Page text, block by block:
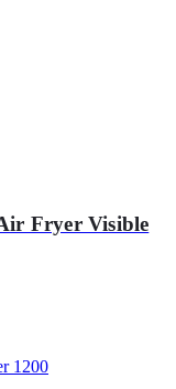
Fryer Visible